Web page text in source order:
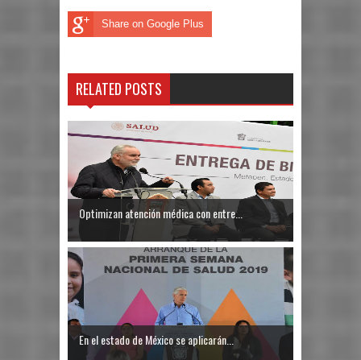
Share on Google Plus
RELATED POSTS
Optimizan atención médica con entre...
En el estado de México se aplicarán...